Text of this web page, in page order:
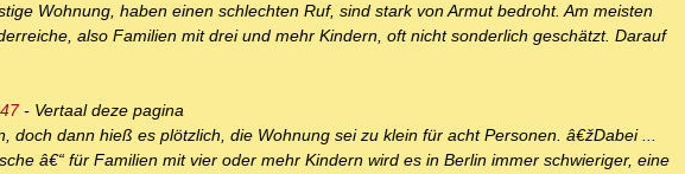
Wohnung, haben einen schlechten Ruf, sind stark von Armut bedroht. Am meisten
also Familien mit drei und mehr Kindern, oft nicht sonderlich geschätzt. Darauf
- Vertaal deze pagina
doch dann hieß es plötzlich, die Wohnung sei zu klein für acht Personen. â€žDabei ...
â€“ für Familien mit vier oder mehr Kindern wird es in Berlin immer schwieriger, eine